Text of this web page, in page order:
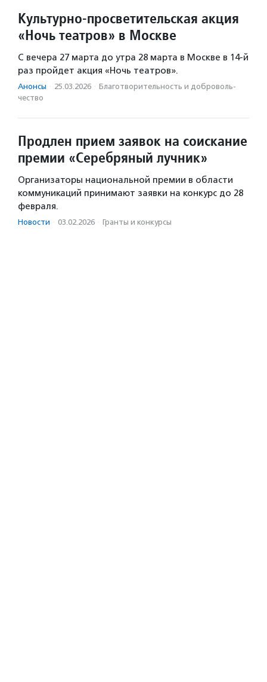
Культурно-просветительская акция
«Ночь театров» в Москве
С вечера 27 марта до утра 28 марта в Москве в 14-й
раз пройдет акция «Ночь театров».
Анонсы · 25.03.2026 · Благотвори­тель­ность и доброволь­
чест­во
Продлен прием заявок на соискание
премии «Серебряный лучник»
Организаторы национальной премии в области
коммуникаций принимают заявки на конкурс до 28
февраля.
Новости · 03.02.2026 · Гранты и конкурсы